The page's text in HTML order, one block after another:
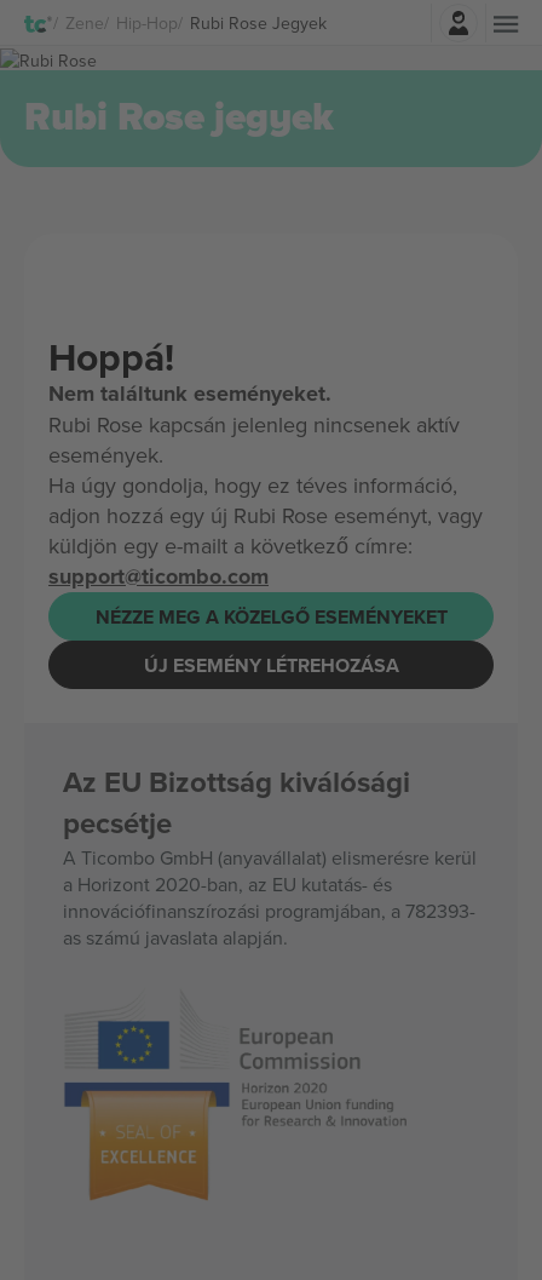
Zene Hip-Hop Rubi Rose JegyekBelépés
Rubi Rose jegyek
Hoppá!
Nem találtunk eseményeket.
Rubi Rose kapcsán jelenleg nincsenek aktív
események.
Ha úgy gondolja, hogy ez téves információ,
adjon hozzá egy új Rubi Rose eseményt, vagy
küldjön egy e-mailt a következő címre:
support@ticombo.com
NÉZZE MEG A KÖZELGŐ ESEMÉNYEKET
ÚJ ESEMÉNY LÉTREHOZÁSA
Az EU Bizottság kiválósági
pecsétje
A Ticombo GmbH (anyavállalat) elismerésre kerül
a Horizont 2020-ban, az EU kutatás- és
innovációfinanszírozási programjában, a 782393-
as számú javaslata alapján.